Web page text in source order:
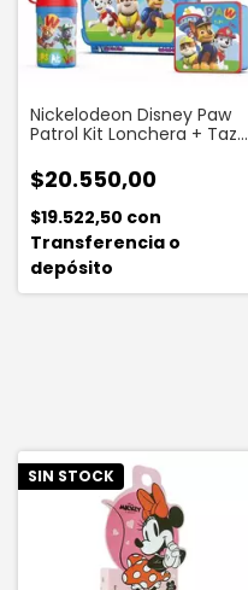
Nickelodeon Disney Paw
Patrol Kit Lonchera + Taza
$20.550,00
$19.522,50 con
Transferencia o
depósito
SIN STOCK